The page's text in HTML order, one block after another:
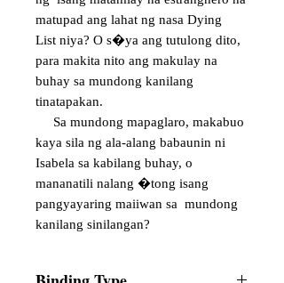
matupad ang lahat ng nasa Dying
List niya? O s�ya ang tutulong dito,
para makita nito ang makulay na
buhay sa mundong kanilang
tinatapakan.
Sa mundong mapaglaro, makabuo
kaya sila ng ala-alang babaunin ni
Isabela sa kabilang buhay, o
mananatili nalang �tong isang
pangyayaring maiiwan sa mundong
kanilang sinilangan?